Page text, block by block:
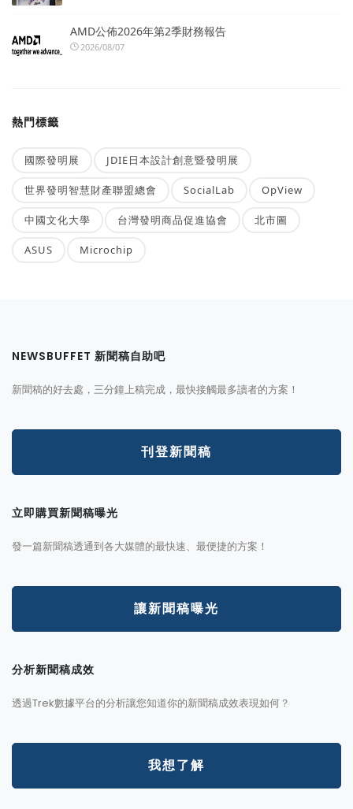
AMD公佈2026年第2季財務報告
2026/08/07
熱門標籤
國際發明展 JDIE日本設計創意暨發明展
世界發明智慧財產聯盟總會 SocialLab OpView
中國文化大學 台灣發明商品促進協會 北市圖
ASUS Microchip
NEWSBUFFET 新聞稿自助吧
新聞稿的好去處，三分鐘上稿完成，最快接觸最多讀者的方案！
刊登新聞稿
立即購買新聞稿曝光
發一篇新聞稿透通到各大媒體的最快速、最便捷的方案！
讓新聞稿曝光
分析新聞稿成效
透過Trek數據平台的分析讓您知道你的新聞稿成效表現如何？
我想了解